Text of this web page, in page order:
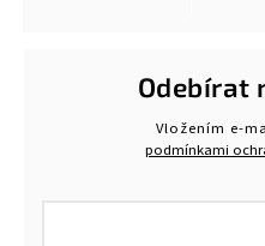
Odebírat
Vložením e-
podmínkami